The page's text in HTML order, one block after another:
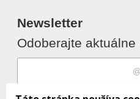
Newsletter
Odoberajte aktuálne